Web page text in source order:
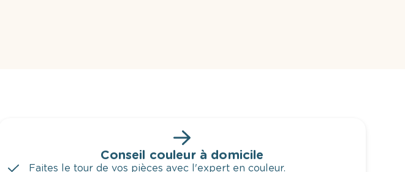
Conseil couleur à domicile
Faites le tour de vos pièces avec l'expert en couleur.